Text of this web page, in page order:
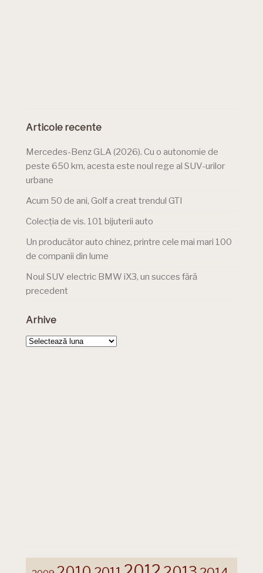
Articole recente
Mercedes-Benz GLA (2026). Cu o autonomie de
peste 650 km, acesta este noul rege al SUV-urilor
urbane
Acum 50 de ani, Golf a creat trendul GTI
Colecția de vis. 101 bijuterii auto
Un producător auto chinez, printre cele mai mari 100
de companii din lume
Noul SUV electric BMW iX3, un succes fără
precedent
Arhive
Arhive